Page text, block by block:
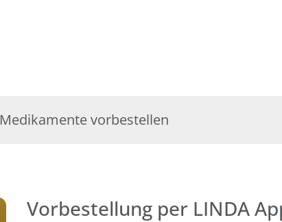
Medikamente vorbestellen
Vorbestellung per LINDA